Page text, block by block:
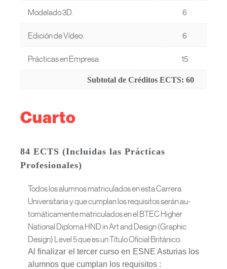
Modelado 3D. 6
Edición de Vídeo. 6
Prácticas en Empresa 15
Subtotal de Créditos ECTS: 60
Cuarto
84 ECTS (Incluidas las Prácticas
Profesionales)
Todos los alumnos matriculados en esta Carrera
Universitaria y que cumplan los requisitos serán au-
tomáticamente matriculados en el BTEC Higher
National Diploma HND in Art and Design (Graphic
Design) Level 5 que es un Título Oficial Británico.
Al finalizar el tercer curso en ESNE Asturias los
alumnos que cumplan los requisitos :